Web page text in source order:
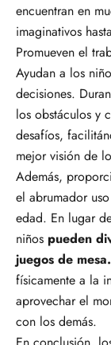
encuentran en
imaginativos
Promueven el
Ayudan a los
decisiones.
los obstáculos y
desafíos,
mejor visión de
Además,
el abrumador
edad. En lugar
niños pueden
juegos de mesa.
físicamente a la
aprovechar el
con los demás.